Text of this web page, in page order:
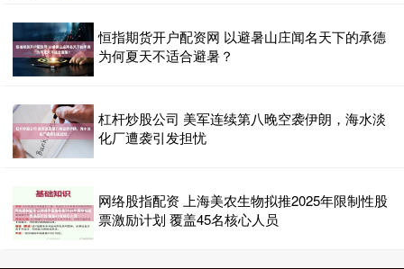
股票配资招商 现货黄金价格再创历史新高
正规的十大配资公司
2026-07-02
10月20日创下的历史纪录（4381.484美元），再创新
正规股票配资 电力板块走强，这类“老登股”价值重估正当时
3月19日，A股电力板块拉升，珈伟新能(300317.SZ)涨超15%，东方
新能(002310.SZ)、华电辽能(600
恒指期货开户配资网 以避暑山庄闻名天下的承德
为何夏天不适合避暑？
杠杆炒股公司 美军连续第八晚空袭伊朗，海水淡
化厂遭袭引发担忧
网络股指配资 上海美农生物拟推2025年限制性股
票激励计划 覆盖45名核心人员